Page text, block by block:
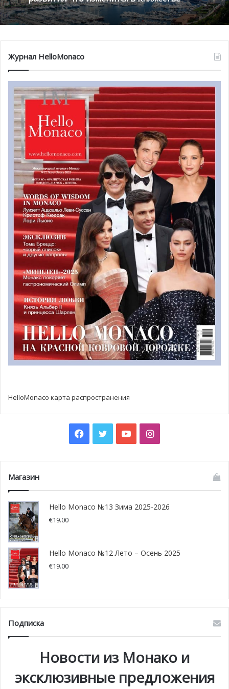
В ассоциации говорят, что фонд принцессы Грейс
работает эффективно и разумно, чтобы каждый день
приносить пользу детям и достойным студентам.
Бюджет организации постоянно увеличивается,
отражая растущие потребности. Поэтому требуются
больше финансовых ресурсов. Благотворительный
фонд обращается ко всем неравнодушных с просьбой о
пожертвованиях. Эти деньги принесут реальную пользу
многим нуждающимся.
Дополнительную информацию о работе фонда, а также
формах помощи можно получить на
сайте:www.fondation-pssc-grace.mcи по телефону 97 70
86 86
Журнал HelloMonaco
HelloMonaco карта распространения
Facebook
TwitterYouTubeInstagram
Магазин
Hello Monaco №13 Зима 2025-2026
€19.00
Hello Monaco №12 Лето – Осень 2025
€19.00
Подписка
Новости из Монако и
эксклюзивные предложения